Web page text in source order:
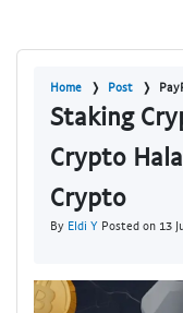
Home Post
Staking
Crypto
Crypto
By Eldi Y Posted on 13